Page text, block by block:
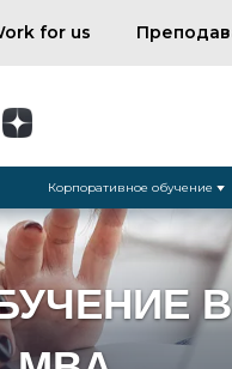
for us
Корпоративное обучение
В